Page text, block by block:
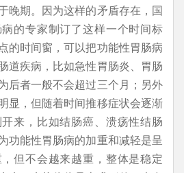
晚期。因为这样的矛盾存在，国
的专家制订了这样一个时间标
的时间窗，可以把功能性胃肠病
道疾病，比如急性胃肠炎、胃肠
后者一般不会超过三个月；另外
显，但随着时间推移症状会逐渐
来，比如结肠癌、溃疡性结肠
功能性胃肠病的加重和减轻是呈
但不会越来越重，整体是稳定